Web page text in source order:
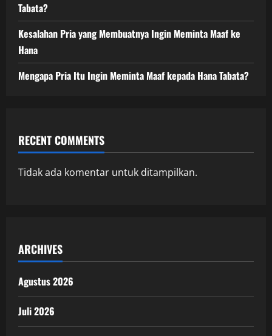
Tabata?
Kesalahan Pria yang Membuatnya Ingin Meminta Maaf ke
Hana
Mengapa Pria Itu Ingin Meminta Maaf kepada Hana Tabata?
RECENT COMMENTS
Tidak ada komentar untuk ditampilkan.
ARCHIVES
Agustus 2026
Juli 2026